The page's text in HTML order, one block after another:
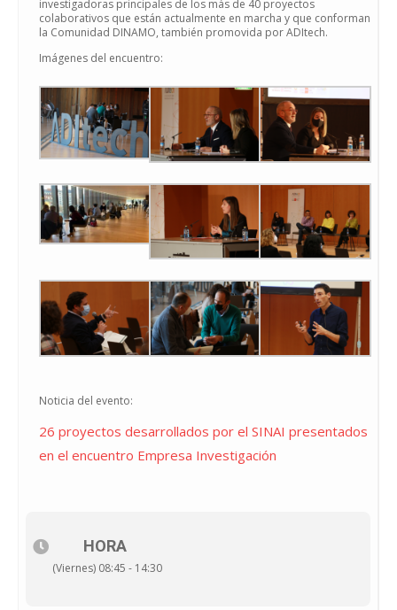
investigadoras principales de los más de 40 proyectos
colaborativos que están actualmente en marcha y que conforman
la Comunidad DINAMO, también promovida por ADItech.
Imágenes del encuentro:
Noticia del evento:
26 proyectos desarrollados por el SINAI presentados
en el encuentro Empresa Investigación
HORA
(Viernes) 08:45 - 14:30